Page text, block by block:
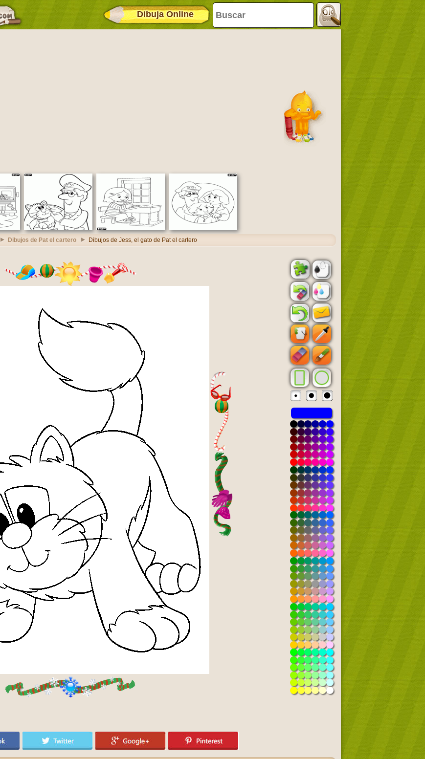
Dibuja Online
Dibujos de Pat el cartero Dibujos de Jess, el gato de Pat el cartero